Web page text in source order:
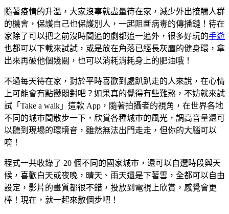
隨著疫情的升溫，大家沒事就盡量待在家，減少外出接觸人群
的機會，保護自己也保護別人，一起阻斷病毒的傳播鏈！待在
家除了可以把之前沒時間追的劇都追一追外，很多好玩的手遊
也都可以下載來試試，或是放在角落已經長灰塵的健身環，拿
出來再破他個幾關，也可以消耗消耗身上的肥油哦！
不過每天待在家，對於平時喜歡到處趴趴走的人來說，在心情
上可能會有點鬱悶對吧？如果真的覺得有些難熬，不妨就來試
試「Take a walk」這款 App，隨著拍攝者的視角，在世界各地
不同的城巿間散步一下，欣賞各種城巿的風光，調高音量還可
以聽到現場的環境音，雖然無法出門走走，但你的大腦可以
唷！
程式一共收錄了 20 個不同的國家城巿，還可以自選時段與天
候，喜歡白天或夜晚，晴天、雨天還是下著雪，全都可以自由
設定，影片的畫質都很不錯，投放到電視上欣賞，感覺會更
棒！現在，就一起來散個步吧！